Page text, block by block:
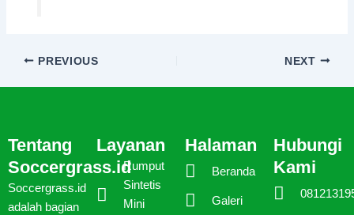
PREVIOUS NEXT
Tentang
Soccergrass.id
Soccergrass.id
adalah bagian
Layanan
Rumput
Sintetis
Mini
Halaman
Beranda
Galeri
Hubungi
Kami